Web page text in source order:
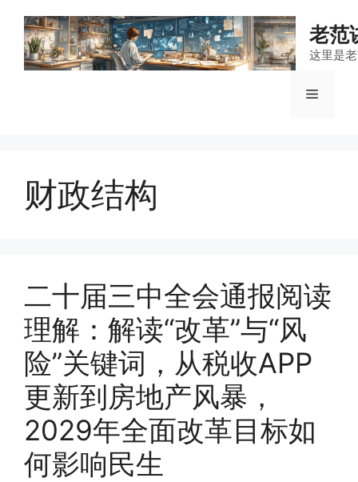
老范
这里是
菜
财政结构
二十届三中全会通报阅读
理解：解读“改革”与“风
险”关键词，从税收APP
更新到房地产风暴，
2029年全面改革目标如
何影响民生